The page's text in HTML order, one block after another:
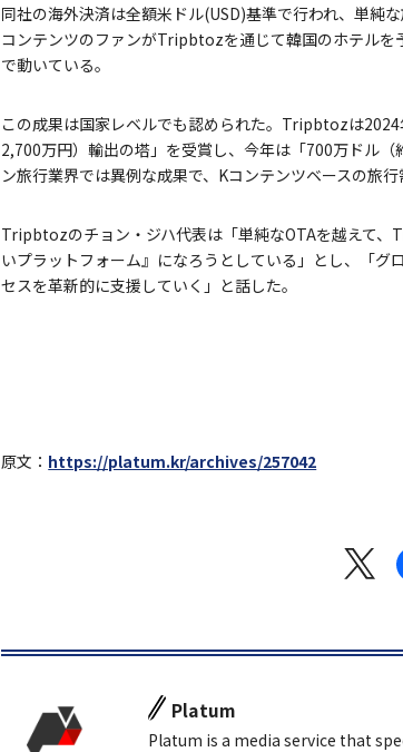
同社の海外決済は全額米ドル(USD)基準で行われ、単純
コンテンツのファンがTripbtozを通じて韓国のホテル
で動いている。
この成果は国家レベルでも認められた。Tripbtozは
2,700万円）輸出の塔」を受賞し、今年は「700万ドル
ン旅行業界では異例な成果で、Kコンテンツベースの旅
Tripbtozのチョン・ジハ代表は「単純なOTAを越えて
いプラットフォーム』になろうとしている」とし、「
セスを革新的に支援していく」と話した。
原文： https://platum.kr/archives/257042
Platum
Platum is a media service that